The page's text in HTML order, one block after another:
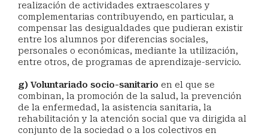
realización de actividades extraescolares y
complementarias contribuyendo, en particular, a
compensar las desigualdades que pudieran existir
entre los alumnos por diferencias sociales,
personales o económicas, mediante la utilización,
entre otros, de programas de aprendizaje-servicio.
g) Voluntariado socio-sanitario en el que se
combinan, la promoción de la salud, la prevención
de la enfermedad, la asistencia sanitaria, la
rehabilitación y la atención social que va dirigida al
conjunto de la sociedad o a los colectivos en